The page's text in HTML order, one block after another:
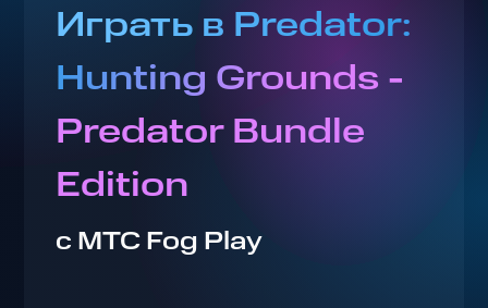
Играть в Predator:
Hunting Grounds -
Predator Bundle
Edition
с МТС Fog Play